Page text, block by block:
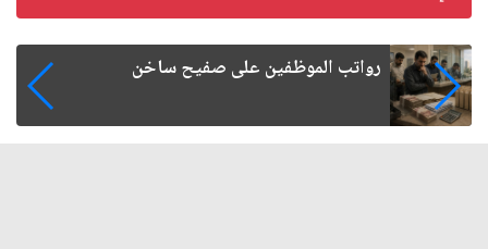
هجرة الكفاءات العراقية.. الأسباب والآثار